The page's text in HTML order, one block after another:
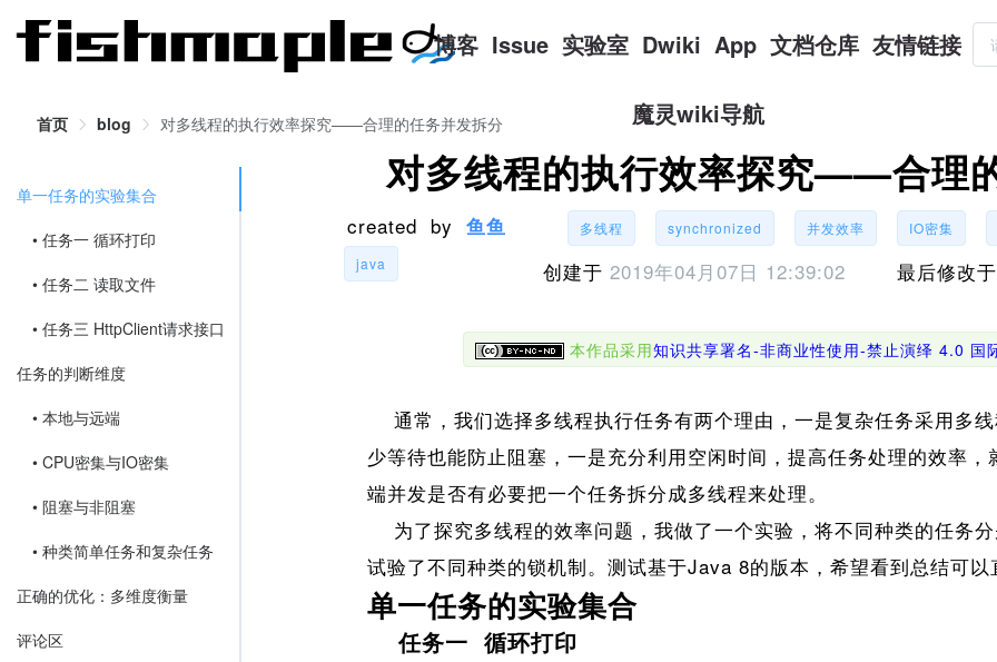
博客 Issue 实验室 Dwiki App 文档仓库 友情链接
魔灵wiki导航
首页 blog 对多线程的执行效率探究——合理的任务并发拆分
单一任务的实验集合
• 任务一 循环打印
• 任务二 读取文件
• 任务三 HttpClient请求接口
任务的判断维度
• 本地与远端
• CPU密集与IO密集
• 阻塞与非阻塞
• 种类简单任务和复杂任务
正确的优化：多维度衡量
评论区
对多线程的执行效率探究——合理
created by 鱼鱼 多线程 synchronized 并发效率 IO密集
java
创建于 2019年04月07日 12:39:02 最后修改于
本作品采用知识共享署名-非商业性使用-禁止演绎 4.0 国
通常，我们选择多线程执行任务有两个理由，一是复杂任务采用多
少等待也能防止阻塞，一是充分利用空闲时间，提高任务处理的效率
端并发是否有必要把一个任务拆分成多线程来处理。
为了探究多线程的效率问题，我做了一个实验，将不同种类的任务
试验了不同种类的锁机制。测试基于Java 8的版本，希望看到总结可以
单一任务的实验集合
任务一 循环打印